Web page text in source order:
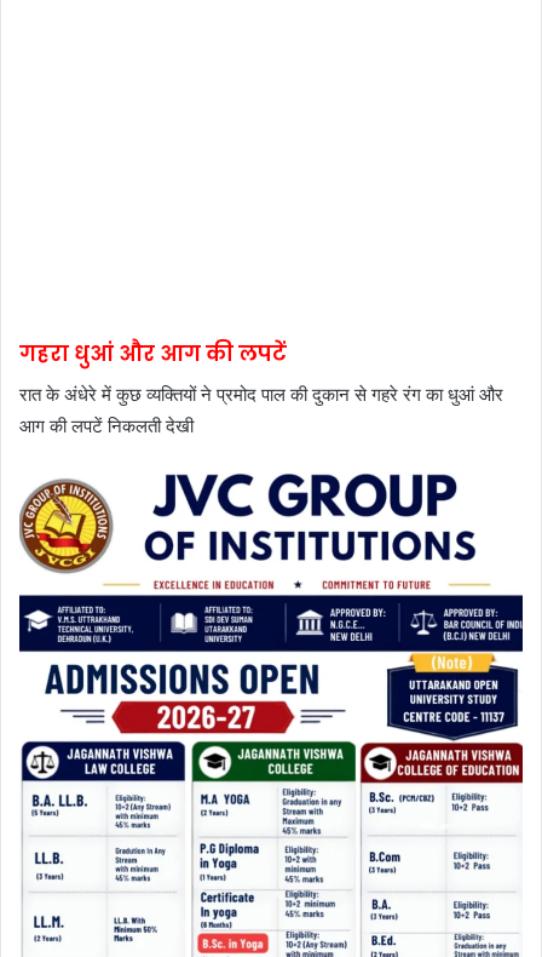
गहरा धुआं और आग की लपटें
रात के अंधेरे में कुछ व्यक्तियों ने प्रमोद पाल की दुकान से गहरे रंग का धुआं और
आग की लपटें निकलती देखी